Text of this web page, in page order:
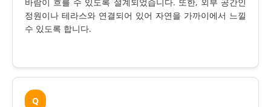
정원이나 테라스와 연결되어 있어 자연을 가까이에서 느낄
수 있도록 합니다.
Q